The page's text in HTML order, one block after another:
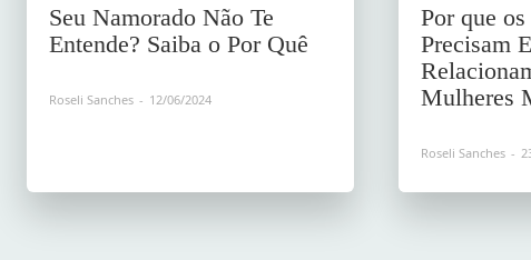
Seu Namorado Não Te
Entende? Saiba o Por Quê
Roseli Sanches - 12/06/2024
Por que
Precisam
Mulheres
Roseli Sanches -